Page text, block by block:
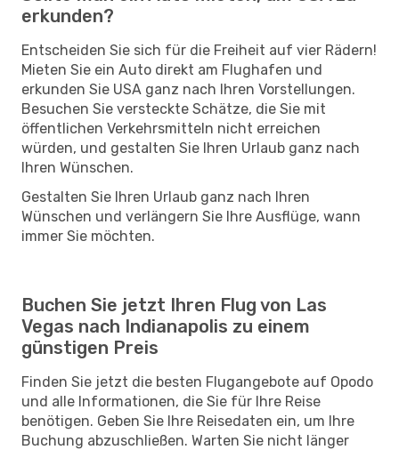
erkunden?
Entscheiden Sie sich für die Freiheit auf vier Rädern!
Mieten Sie ein Auto direkt am Flughafen und
erkunden Sie USA ganz nach Ihren Vorstellungen.
Besuchen Sie versteckte Schätze, die Sie mit
öffentlichen Verkehrsmitteln nicht erreichen
würden, und gestalten Sie Ihren Urlaub ganz nach
Ihren Wünschen.
Gestalten Sie Ihren Urlaub ganz nach Ihren
Wünschen und verlängern Sie Ihre Ausflüge, wann
immer Sie möchten.
Buchen Sie jetzt Ihren Flug von Las
Vegas nach Indianapolis zu einem
günstigen Preis
Finden Sie jetzt die besten Flugangebote auf Opodo
und alle Informationen, die Sie für Ihre Reise
benötigen. Geben Sie Ihre Reisedaten ein, um Ihre
Buchung abzuschließen. Warten Sie nicht länger